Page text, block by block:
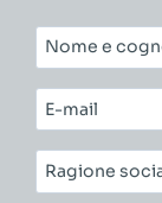
Nome
e
cognome*
E-
mail*
Ragione
sociale*